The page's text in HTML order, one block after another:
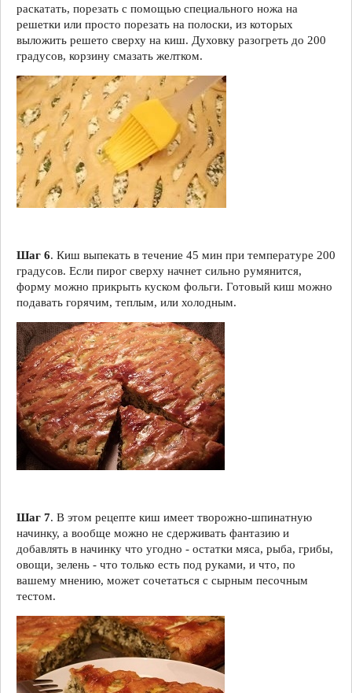
раскатать, порезать с помощью специального ножа на
решетки или просто порезать на полоски, из которых
выложить решето сверху на киш. Духовку разогреть до 200
градусов, корзину смазать желтком.
Шаг 6. Киш выпекать в течение 45 мин при температуре 200
градусов. Если пирог сверху начнет сильно румянится,
форму можно прикрыть куском фольги. Готовый киш можно
подавать горячим, теплым, или холодным.
Шаг 7. В этом рецепте киш имеет творожно-шпинатную
начинку, а вообще можно не сдерживать фантазию и
добавлять в начинку что угодно - остатки мяса, рыба, грибы,
овощи, зелень - что только есть под руками, и что, по
вашему мнению, может сочетаться с сырным песочным
тестом.